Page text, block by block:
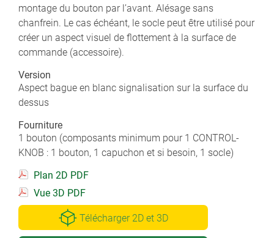
montage du bouton par l’avant. Alésage sans
chanfrein. Le cas échéant, le socle peut être utilisé pour
créer un aspect visuel de flottement à la surface de
commande (accessoire).
Version
Aspect bague en blanc signalisation sur la surface du
dessus
Fourniture
1 bouton (composants minimum pour 1 CONTROL-
KNOB : 1 bouton, 1 capuchon et si besoin, 1 socle)
Plan 2D PDF
Vue 3D PDF
Télécharger 2D et 3D